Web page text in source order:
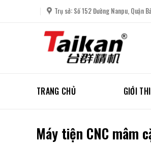
Trụ sở: Số 152 Đường Nanpu, Quận
TRANG CHỦ GIỚI
Máy tiện CNC mâm